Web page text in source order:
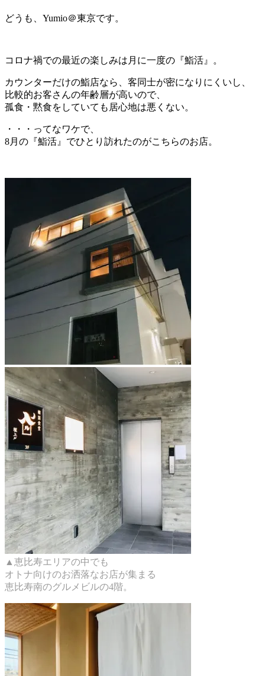
どうも、Yumio＠東京です。
コロナ禍での最近の楽しみは月に一度の『鮨活』。
カウンターだけの鮨店なら、客同士が密になりにくいし、
比較的お客さんの年齢層が高いので、
孤食・黙食をしていても居心地は悪くない。
・・・ってなワケで、
8月の『鮨活』でひとり訪れたのがこちらのお店。
▲恵比寿エリアの中でも
オトナ向けのお洒落なお店が集まる
恵比寿南のグルメビルの4階。